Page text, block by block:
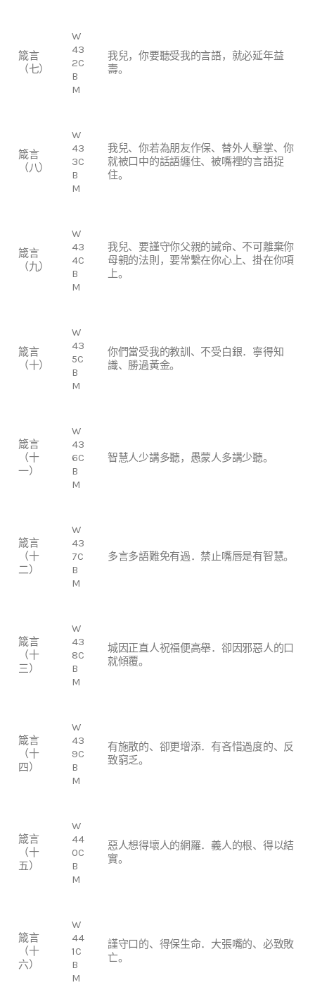
箴言
（七）
W
43
2C
B
M
我兒，你要聽受我的言語，就必延年益
壽。
箴言
（八）
W
43
3C
B
M
我兒、你若為朋友作保、替外人擊掌、你
就被口中的話語纏住、被嘴裡的言語捉
住。
箴言
（九）
W
43
4C
B
M
我兒、要謹守你父親的誡命、不可離棄你
母親的法則，要常繫在你心上、掛在你項
上。
箴言
（十）
W
43
5C
B
M
你們當受我的教訓、不受白銀．寧得知
識、勝過黃金。
箴言
（十
一）
W
43
6C
B
M
智慧人少講多聽，愚蒙人多講少聽。
箴言
（十
二）
W
43
7C
B
M
多言多語難免有過．禁止嘴唇是有智慧。
箴言
（十
三）
W
43
8C
B
M
城因正直人祝福便高舉．卻因邪惡人的口
就傾覆。
箴言
（十
四）
W
43
9C
B
M
有施散的、卻更增添．有吝惜過度的、反
致窮乏。
箴言
（十
五）
W
44
0C
B
M
惡人想得壞人的網羅．義人的根、得以結
實。
箴言
（十
六）
W
44
1C
B
M
謹守口的、得保生命．大張嘴的、必致敗
亡。